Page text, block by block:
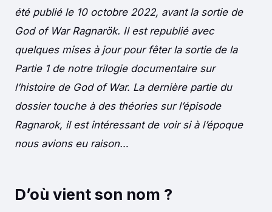
été publié le 10 octobre 2022, avant la sortie de
God of War Ragnarök. Il est republié avec
quelques mises à jour pour fêter la sortie de la
Partie 1 de notre trilogie documentaire sur
l’histoire de God of War. La dernière partie du
dossier touche à des théories sur l’épisode
Ragnarok, il est intéressant de voir si à l’époque
nous avions eu raison…
D’où vient son nom ?